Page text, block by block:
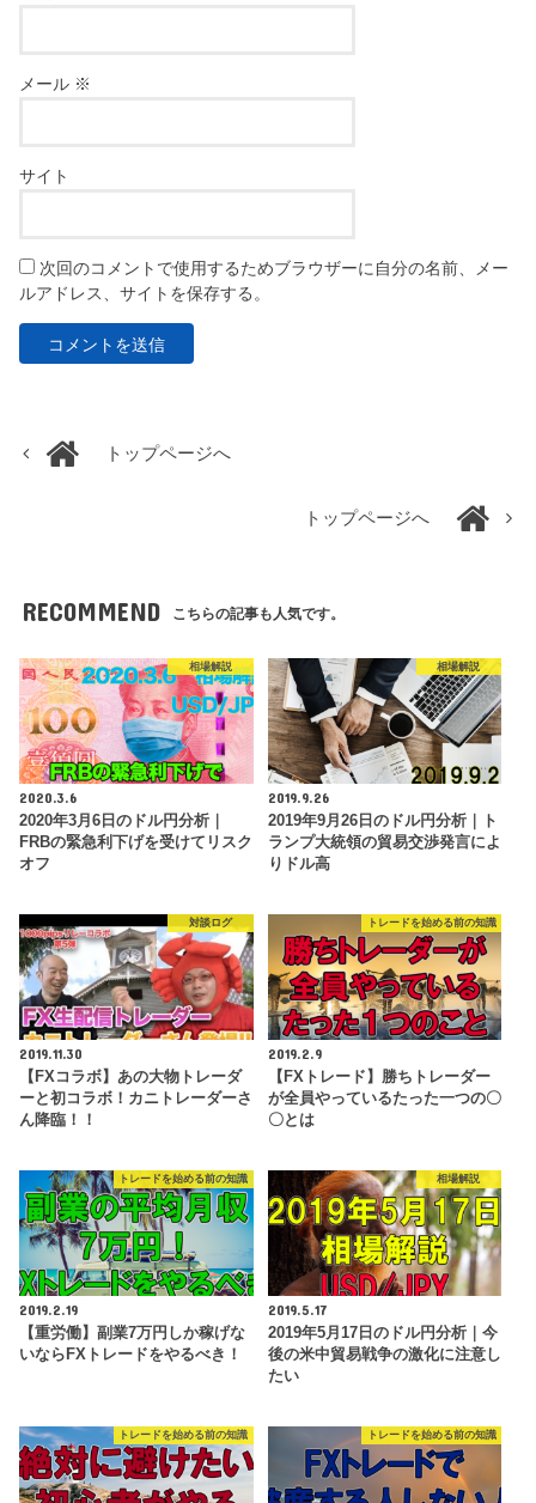
メール ※
サイト
次回のコメントで使用するためブラウザーに自分の名前、メー
ルアドレス、サイトを保存する。
トップページへ
トップページへ
RECOMMEND こちらの記事も人気です。
相場解説
2020.3.6
2020年3月6日のドル円分析｜
FRBの緊急利下げを受けてリスク
オフ
相場解説
2019.9.26
2019年9月26日のドル円分析｜ト
ランプ大統領の貿易交渉発言によ
りドル高
対談ログ
2019.11.30
【FXコラボ】あの大物トレーダ
ーと初コラボ！カニトレーダーさ
ん降臨！！
トレードを始める前の知識
2019.2.9
【FXトレード】勝ちトレーダー
が全員やっているたった一つの〇
〇とは
トレードを始める前の知識
2019.2.19
【重労働】副業7万円しか稼げな
いならFXトレードをやるべき！
相場解説
2019.5.17
2019年5月17日のドル円分析｜今
後の米中貿易戦争の激化に注意し
たい
トレードを始める前の知識 トレードを始める前の知識